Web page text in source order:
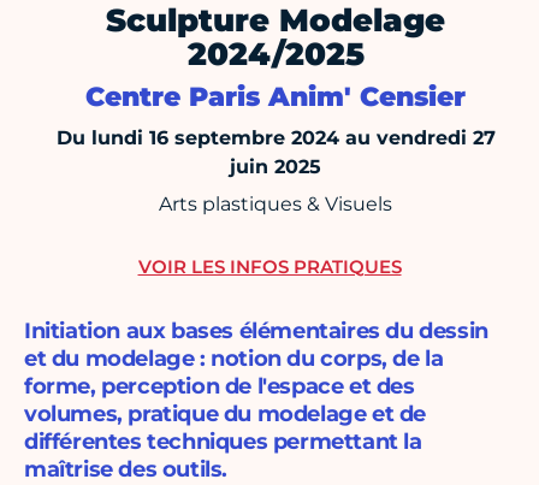
Sculpture Modelage
2024/2025
Centre Paris Anim' Censier
Du lundi 16 septembre 2024 au vendredi 27
juin 2025
Arts plastiques & Visuels
Initiation aux bases élémentaires du dessin
et du modelage : notion du corps, de la
forme, perception de l'espace et des
volumes, pratique du modelage et de
différentes techniques permettant la
maîtrise des outils.
VOIR LES INFOS PRATIQUES